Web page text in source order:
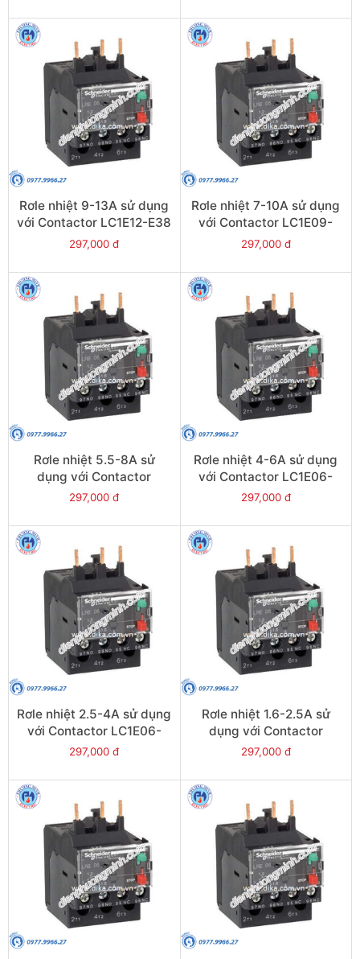
Rơle nhiệt 9-13A sử dụng
với Contactor LC1E12-E38
- Model LRE16
297,000 đ
Rơle nhiệt 7-10A sử dụng
với Contactor LC1E09-
E38 - Model LRE14
297,000 đ
Rơle nhiệt 5.5-8A sử
dụng với Contactor
LC1E09-E38 - Model
297,000 đ
Rơle nhiệt 4-6A sử dụng
với Contactor LC1E06-
E38 - Model LRE10
297,000 đ
Rơle nhiệt 2.5-4A sử dụng
với Contactor LC1E06-
E38 - Model LRE08
297,000 đ
Rơle nhiệt 1.6-2.5A sử
dụng với Contactor
LC1E06-E38 - Model
297,000 đ